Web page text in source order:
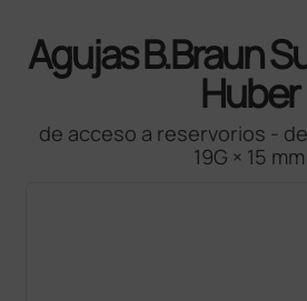
Agujas B.Braun
Huber
de acceso a reservorios -
19G × 15 mm